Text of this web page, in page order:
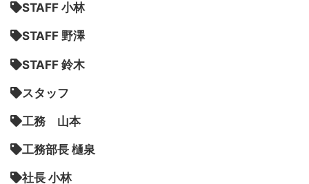
STAFF 小林
STAFF 野澤
STAFF 鈴木
スタッフ
工務 山本
工務部長 樋泉
社長 小林